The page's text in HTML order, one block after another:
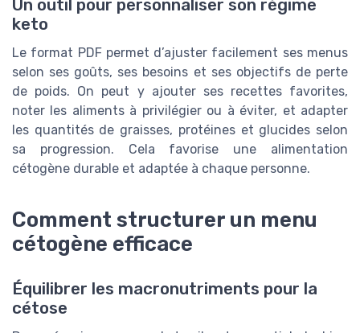
Un outil pour personnaliser son régime
keto
Le format PDF permet d’ajuster facilement ses menus
selon ses goûts, ses besoins et ses objectifs de perte
de poids. On peut y ajouter ses recettes favorites,
noter les aliments à privilégier ou à éviter, et adapter
les quantités de graisses, protéines et glucides selon
sa progression. Cela favorise une alimentation
cétogène durable et adaptée à chaque personne.
Comment structurer un menu
cétogène efficace
Équilibrer les macronutriments pour la
cétose